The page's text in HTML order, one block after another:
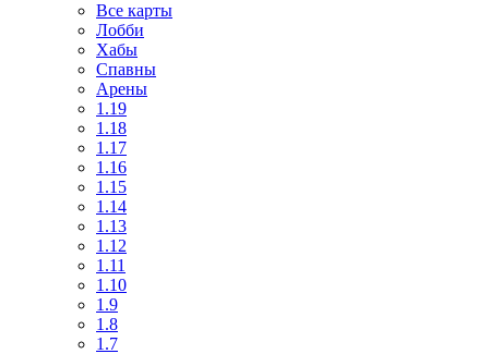
Все карты
Лобби
Хабы
Спавны
Арены
1.19
1.18
1.17
1.16
1.15
1.14
1.13
1.12
1.11
1.10
1.9
1.8
1.7